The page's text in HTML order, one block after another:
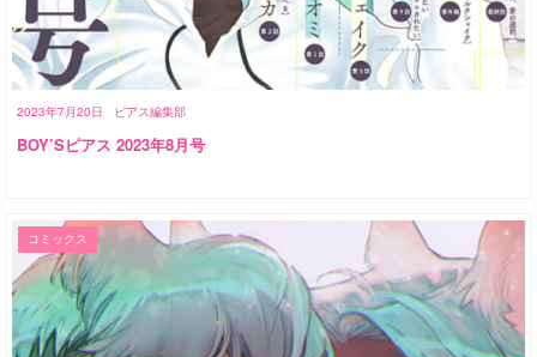
2023年7月20日 ピアス編集部
BOY’Sピアス 2023年8月号
コミックス